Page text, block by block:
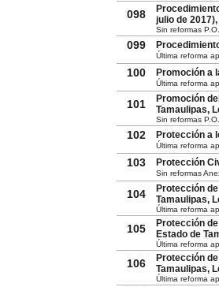
098
julio de
Sin reformas
099
Última reforma
100 Promoción a
Última reforma
101
Promoción
Tamaulipas,
Sin reformas
102 Protección a
Última reforma
103 Protección
Sin reformas
104
Protección
Tamaulipas,
Última reforma
105
Protección
Estado de
Última reforma
106
Protección
Tamaulipas,
Última reforma